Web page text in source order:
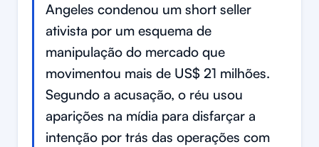
Angeles condenou um short seller
ativista por um esquema de
manipulação do mercado que
movimentou mais de US$ 21 milhões.
Segundo a acusação, o réu usou
aparições na mídia para disfarçar a
intenção por trás das operações com